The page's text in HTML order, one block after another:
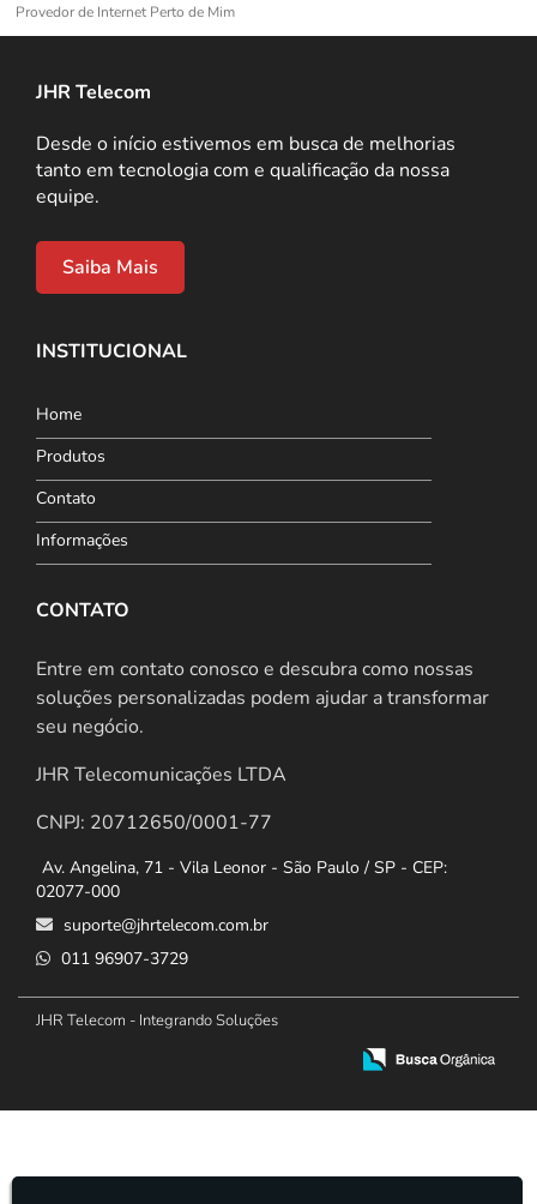
Provedor de Internet Perto de Mim
JHR Telecom
Desde o início estivemos em busca de melhorias
tanto em tecnologia com e qualificação da nossa
equipe.
Saiba Mais
INSTITUCIONAL
Home
Produtos
Contato
Informações
CONTATO
Entre em contato conosco e descubra como nossas
soluções personalizadas podem ajudar a transformar
seu negócio.
JHR Telecomunicações LTDA
CNPJ: 20712650/0001-77
Av. Angelina, 71 - Vila Leonor - São Paulo / SP - CEP:
02077-000
suporte@jhrtelecom.com.br
011 96907-3729
JHR Telecom - Integrando Soluções